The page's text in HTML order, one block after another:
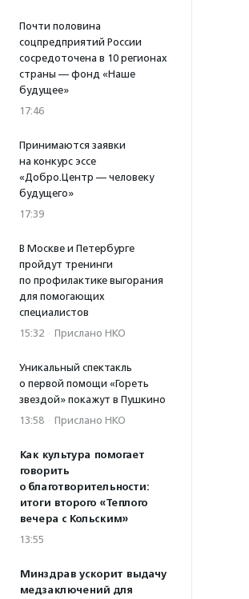
Почти половина
соцпредприятий России
сосредоточена в 10 регионах
страны — фонд «Наше
будущее»
17:46
Принимаются заявки
на конкурс эссе
«Добро.Центр — человеку
будущего»
17:39
В Москве и Петербурге
пройдут тренинги
по профилактике выгорания
для помогающих
специалистов
15:32 · Прислано НКО
Уникальный спектакль
о первой помощи «Гореть
звездой» покажут в Пушкино
13:58 · Прислано НКО
Как культура помогает
говорить
о благотворительности:
итоги второго «Теплого
вечера с Кольским»
13:55
Минздрав ускорит выдачу
медзаключений для